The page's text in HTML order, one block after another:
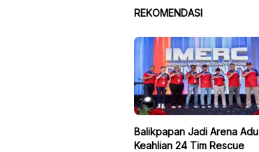
REKOMENDASI
Balikpapan Jadi Arena Adu
Keahlian 24 Tim Rescue